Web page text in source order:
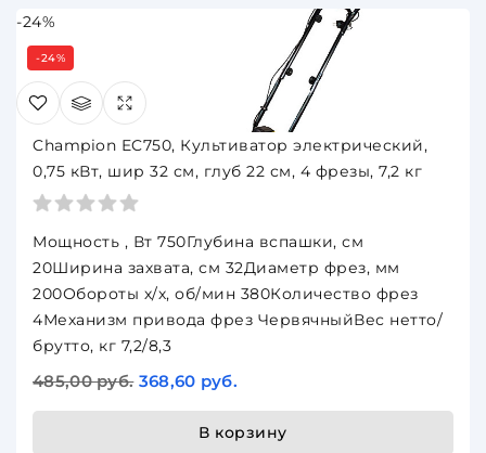
-24%
-24%
Champion EC750, Культиватор электрический,
0,75 кВт, шир 32 см, глуб 22 см, 4 фрезы, 7,2 кг
Мощность , Вт 750Глубина вспашки, см
20Ширина захвата, см 32Диаметр фрез, мм
200Обороты х/х, об/мин 380Количество фрез
4Механизм привода фрез ЧервячныйВес нетто/
брутто, кг 7,2/8,3
485,00 руб. 368,60 руб.
В корзину